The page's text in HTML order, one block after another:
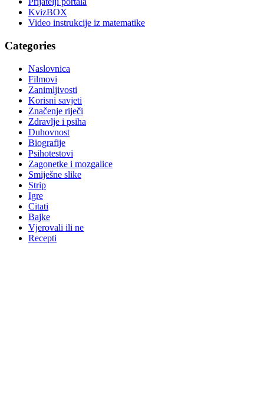
KvizBOX
Video instrukcije iz matematike
Categories
Naslovnica
Filmovi
Zanimljivosti
Korisni savjeti
Značenje riječi
Zdravlje i psiha
Duhovnost
Biografije
Psihotestovi
Zagonetke i mozgalice
Smiješne slike
Strip
Igre
Citati
Bajke
Vjerovali ili ne
Recepti